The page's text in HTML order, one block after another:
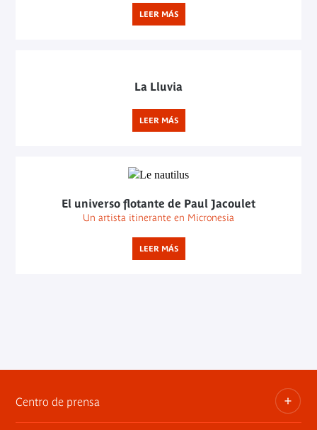
LEER MÁS
La Lluvia
LEER MÁS
El universo flotante de Paul Jacoulet
Un artista itinerante en Micronesia
LEER MÁS
Centro de prensa